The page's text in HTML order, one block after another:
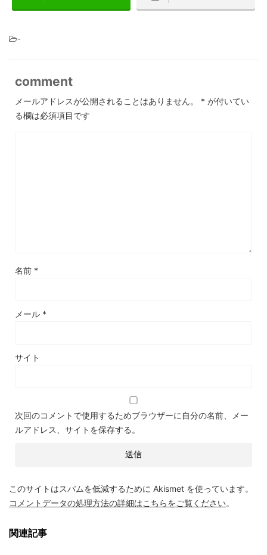
-
comment
メールアドレスが公開されることはありません。 * が付いてい
る欄は必須項目です
名前 *
メール *
サイト
次回のコメントで使用するためブラウザーに自分の名前、メー
ルアドレス、サイトを保存する。
このサイトはスパムを低減するために Akismet を使っています。
コメントデータの処理方法の詳細はこちらをご覧ください。
関連記事